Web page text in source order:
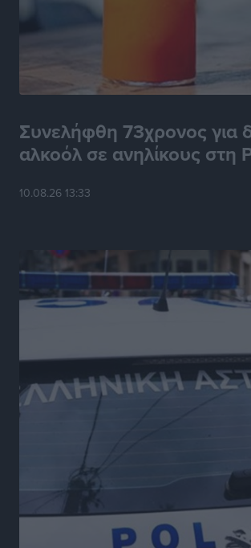
Συνελήφθη 73χρονος για
αλκοόλ σε ανηλίκους στη
10.08.26 13:33